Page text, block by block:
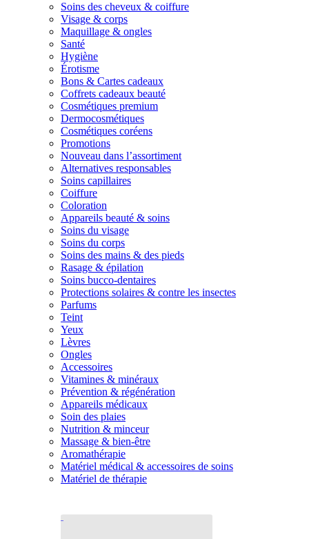
Soins des cheveux & coiffure
Visage & corps
Maquillage & ongles
Santé
Hygiène
Érotisme
Bons & Cartes cadeaux
Coffrets cadeaux beauté
Cosmétiques premium
Dermocosmétiques
Cosmétiques coréens
Promotions
Nouveau dans l’assortiment
Alternatives responsables
Soins capillaires
Coiffure
Coloration
Appareils beauté & soins
Soins du visage
Soins du corps
Soins des mains & des pieds
Rasage & épilation
Soins bucco-dentaires
Protections solaires & contre les insectes
Parfums
Teint
Yeux
Lèvres
Ongles
Accessoires
Vitamines & minéraux
Prévention & régénération
Appareils médicaux
Soin des plaies
Nutrition & minceur
Massage & bien-être
Aromathérapie
Matériel médical & accessoires de soins
Matériel de thérapie